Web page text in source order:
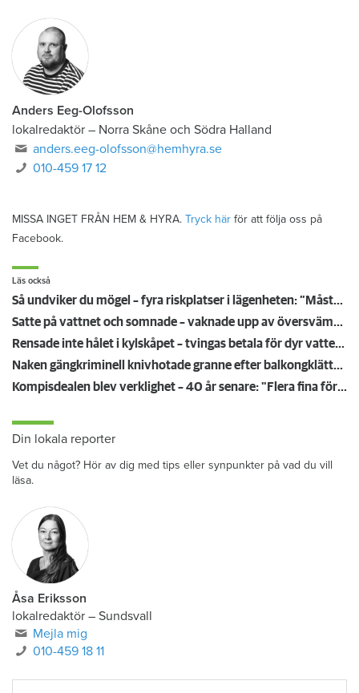
Anders Eeg-Olofsson
lokalredaktör – Norra Skåne och Södra Halland
anders.eeg-olofsson@hemhyra.se
010-459 17 12
MISSA INGET FRÅN HEM & HYRA. Tryck här för att följa oss på
Facebook.
Läs också
Så undviker du mögel – fyra riskplatser i lägenheten: ”Måste städa bort”
Satte på vattnet och somnade – vaknade upp av översvämning hos grannen
Rensade inte hålet i kylskåpet – tvingas betala för dyr vattenskada
Naken gängkriminell knivhotade granne efter balkongklättring
Kompisdealen blev verklighet – 40 år senare: "Flera fina fördelar med att dela bostad"
Din lokala reporter
Vet du något? Hör av dig med tips eller synpunkter på vad du vill
läsa.
Åsa Eriksson
lokalredaktör – Sundsvall
Mejla mig
010-459 18 11